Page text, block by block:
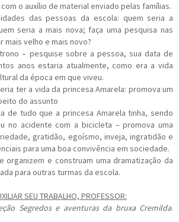
o auxílio de material enviado pelas famílias.
das pessoas da escola: quem seria a
seria a mais nova; faça uma pesquisa nas
mais velho e mais novo?
– pesquise sobre a pessoa, sua data de
anos estaria atualmente, como era a vida
da época em que viveu.
ter a vida da princesa Amarela: promova um
do assunto
de tudo que a princesa Amarela tinha, sendo
no acidente com a bicicleta – promova uma
gratidão, egoísmo, inveja, ingratidão e
para uma boa convivência em sociedade.
organizem e construam uma dramatização da
para outras turmas da escola.
SEU TRABALHO, PROFESSOR:
Segredos e aventuras da bruxa Cremilda.